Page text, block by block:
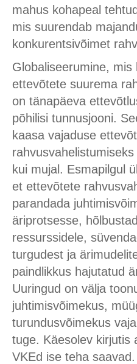
mahus kohapeal
mis suurendab
konkurentsivõimet
Globaliseerumine, mis
ettevõtete suurema
on tänapäeva
põhilisi tunnusjooni.
kaasa vajaduse
kui mujal. Esmapilgul
et ettevõtete
parandada
äriprotsesse,
ressurssidele,
turgudest ja
paindlikkus hajutatud
Uuringud on välja
juhtimisvõimekus,
turundusvõimekus
tuge. Käesolev kirjutis
VKEd ise teha saavad.